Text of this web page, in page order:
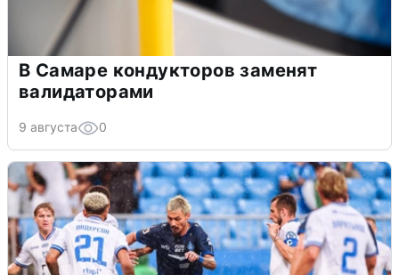
В Самаре кондукторов заменят
валидаторами
9 августа 0